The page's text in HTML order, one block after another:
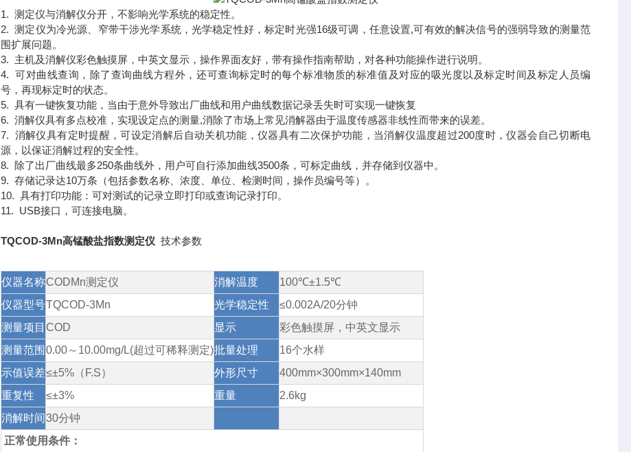
1. 测定仪与消解仪分开，不影响光学系统的稳定性。
2. 测定仪为冷光源、窄带干涉光学系统，光学稳定性好，标定时光强16级可调，任意设置,可有效的解决信号的强弱导致的测量范
围扩展问题。
3. 主机及消解仪彩色触摸屏，中英文显示，操作界面友好，带有操作指南帮助，对各种功能操作进行说明。
4. 可对曲线查询，除了查询曲线方程外，还可查询标定时的每个标准物质的标准值及对应的吸光度以及标定时间及标定人员编
号，再现标定时的状态。
5. 具有一键恢复功能，当由于意外导致出厂曲线和用户曲线数据记录丢失时可实现一键恢复
6. 消解仪具有多点校准，实现设定点的测量,消除了市场上常见消解器由于温度传感器非线性而带来的误差。
7. 消解仪具有定时提醒，可设定消解后自动关机功能，仪器具有二次保护功能，当消解仪温度超过200度时，仪器会自己切断电
源，以保证消解过程的安全性。
8. 除了出厂曲线最多250条曲线外，用户可自行添加曲线3500条，可标定曲线，并存储到仪器中。
9. 存储记录达10万条（包括参数名称、浓度、单位、检测时间，操作员编号等）。
10. 具有打印功能：可对测试的记录立即打印或查询记录打印。
11. USB接口，可连接电脑。
TQCOD-3Mn高锰酸盐指数测定仪 技术参数
仪器名称CODMn测定仪 消解温度
100℃±1.5℃
仪器型号TQCOD-3Mn 光学稳定性
≤0.002A/20分钟
测量项目 COD 显示
彩色触摸屏，中英文显示
测量范围 0.00～10.00mg/L(超过可稀释测定)批量处理
16个水样
示值误差≤±5%（F.S） 外形尺寸
400mm×300mm×140mm
重复性
≤±3% 重量
2.6kg
消解时间30分钟
正常使用条件：